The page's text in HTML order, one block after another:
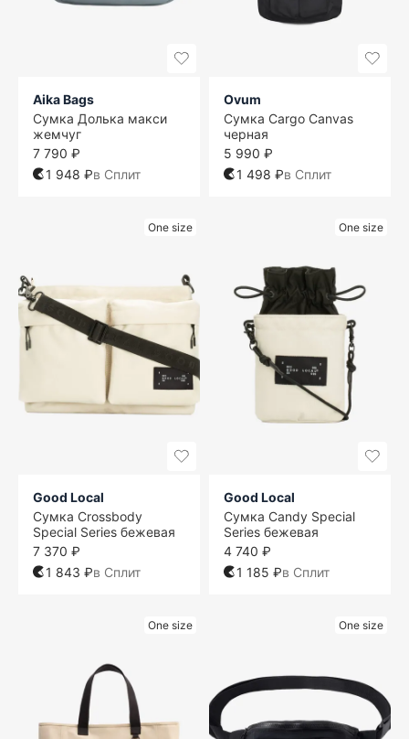
Aika Bags
Сумка Долька макси
жемчуг
7 790 ₽
1 948 ₽в Сплит
Ovum
Сумка Cargo Canvas
черная
5 990 ₽
1 498 ₽в Сплит
One size
Good Local
Сумка Crossbody
Special Series бежевая
7 370 ₽
1 843 ₽в Сплит
One size
Good Local
Сумка Candy Special
Series бежевая
4 740 ₽
1 185 ₽в Сплит
One size One size